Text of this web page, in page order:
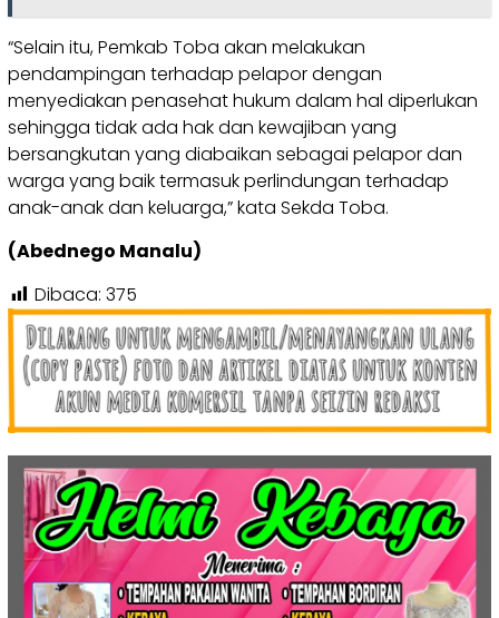
“Selain itu, Pemkab Toba akan melakukan
pendampingan terhadap pelapor dengan
menyediakan penasehat hukum dalam hal diperlukan
sehingga tidak ada hak dan kewajiban yang
bersangkutan yang diabaikan sebagai pelapor dan
warga yang baik termasuk perlindungan terhadap
anak-anak dan keluarga,” kata Sekda Toba.
(Abednego Manalu)
Dibaca: 375